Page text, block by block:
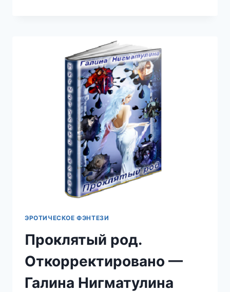
ГАЛИНА
НИГМАТУЛИНА
ЭРОТИЧЕСКОЕ ФЭНТЕЗИ
Проклятый род.
Откорректировано —
Галина Нигматулина